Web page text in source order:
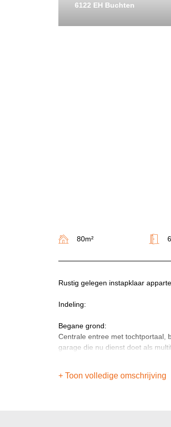
6122 EH Buchten
80m²
Rustig gelegen instapklaar
Indeling:
Begane grond:
Centrale entree met tochtportaal,
garage die nu dienst doet als
Eerste etage:
+ Toon volledige omschrijving